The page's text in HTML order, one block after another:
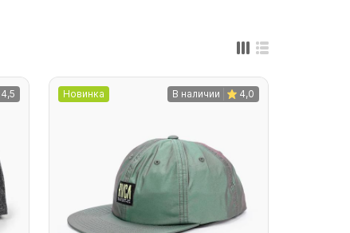
4,5 Новинка В наличии 4,0